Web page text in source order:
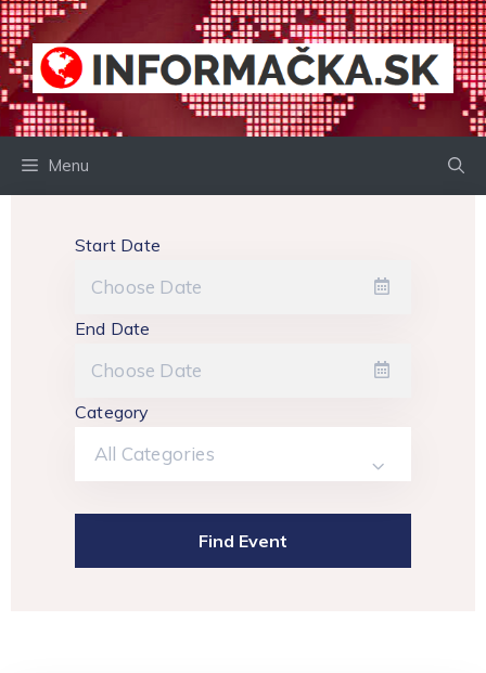
Preskočiť
na
obsah
Menu
Start Date
End Date
Category
All Categories